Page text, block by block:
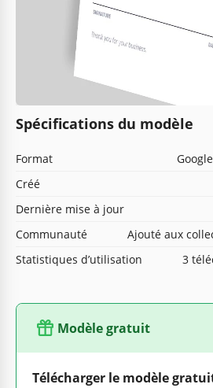
Spécifications du modèle
Format
Créé
Dernière mise à jour
Communauté
Ajouté aux
Statistiques d’utilisation
3
Modèle gratuit
Télécharger le modèle